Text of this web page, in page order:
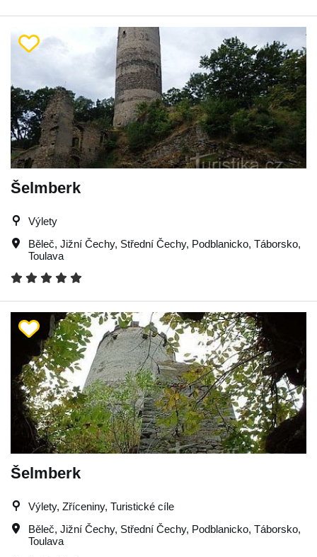
Šelmberk
Výlety
Běleč, Jižní Čechy, Střední Čechy, Podblanicko, Táborsko,
Toulava
Šelmberk
Výlety, Zříceniny, Turistické cíle
Běleč, Jižní Čechy, Střední Čechy, Podblanicko, Táborsko,
Toulava